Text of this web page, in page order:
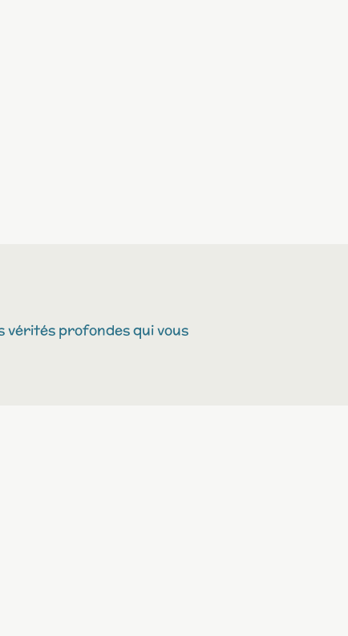
vérités profondes qui vous